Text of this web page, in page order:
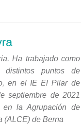
Ha trabajado como
puntos de
en el IE El Pilar de
septiembre de 2021
en la Agrupación de
(ALCE) de Berna